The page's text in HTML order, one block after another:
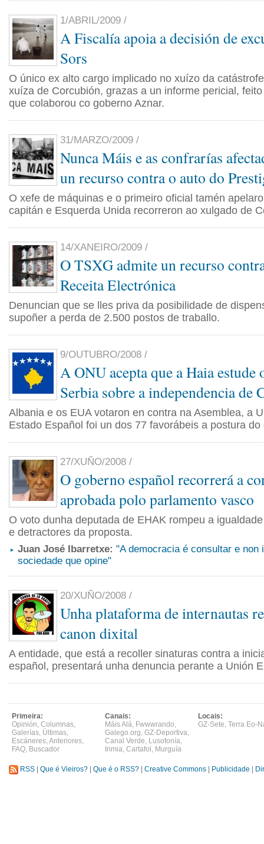
1/ABRIL/2009 /
A Fiscalía apoia a decisión de
Sors
O único ex alto cargo implicado no xuízo da
xuíza de Corcubión, grazas a un informe pericial,
que colaborou co goberno Aznar.
31/MARZO/2009 /
Nunca Máis e as confrarías
un recurso contra o auto do
O xefe de máquinas e o primeiro oficial tamén
capitán e Esquerda Unida recorreron ao xulgado de
14/XANEIRO/2009 /
O TSXG admite un recurso
Receita Electrónica
Denuncian que se lles priva da posibilidade de
supoñer a perda de 2.500 postos de traballo.
9/OUTUBRO/2008 /
A ONU acepta que a Haia estude
Serbia sobre a independencia de
Albania e os EUA votaron en contra na Asemblea, a
Estado Español foi un dos 77 favorábeis a postura
27/XUÑO/2008 /
O goberno español recorrerá a
aprobada polo parlamento vasco
O voto dunha deputada de EHAK rompeu a
e detractores da proposta.
Juan José Ibarretxe: "A democracia é consultar e non
sociedade que opine"
20/XUÑO/2008 /
Unha plataforma de internautas
canon dixital
A entidade, que está a recoller sinaturas contra a
español, presentará unha denuncia perante a Unión
Primeira:
Opinión, Columnas,
Galerías, Últimas,
Escáneres,Anteriores,
FAQ, Buscador
Canais:
Máis Alá, Fwwwrando,
Galego.org, GZ-Deportiva,
Canal Verde, Lusofonía,
Irimia, Cartafol , Murguía
Locais:
GZ-Sete, Terra Eo-
RSS Que é Vieiros? Que é o RSS? Creative Commons Publicidade